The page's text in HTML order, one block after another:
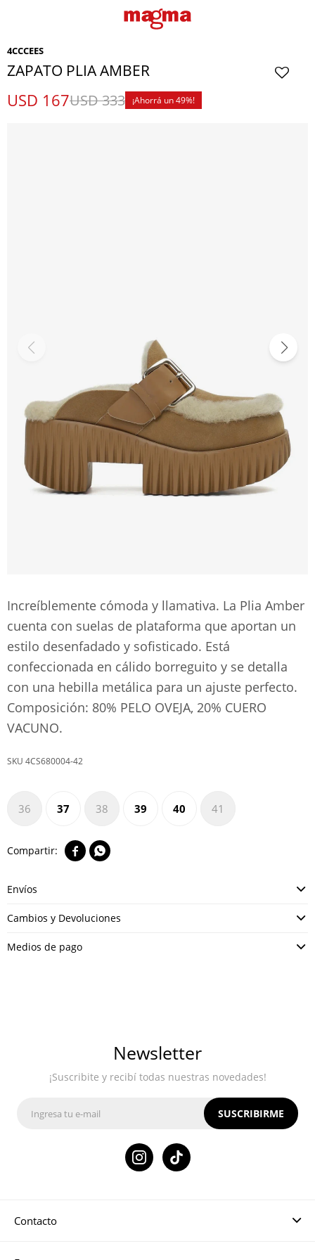
4CCCEES
ZAPATO PLIA AMBER
USD 167USD333 49
Increíblemente cómoda y llamativa. La Plia Amber
cuenta con suelas de plataforma que aportan un
estilo desenfadado y sofisticado. Está
confeccionada en cálido borreguito y se detalla
con una hebilla metálica para un ajuste perfecto.
Composición: 80% PELO OVEJA, 20% CUERO
VACUNO.
4CS680004-42
36 37 38 39 40 41
 
Envíos
Cambios y Devoluciones
Medios de pago
Contacto
Newsletter
¡Suscribite y recibí todas nuestras novedades!
SUSCRIBIRME
